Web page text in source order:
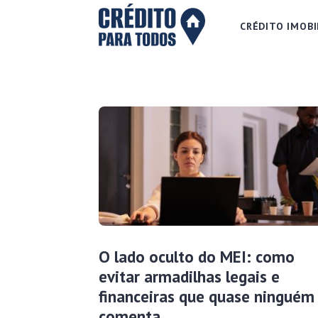
CRÉDITO
O lado oculto do MEI: como
evitar armadilhas legais e
financeiras que quase ninguém